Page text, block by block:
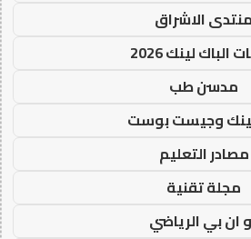
منتدى الاشراق
الباك لينك 2026
مدسن طب
وجيست بوست
مصادر التعليم
مجلة تقنية
ان بي الرياضي